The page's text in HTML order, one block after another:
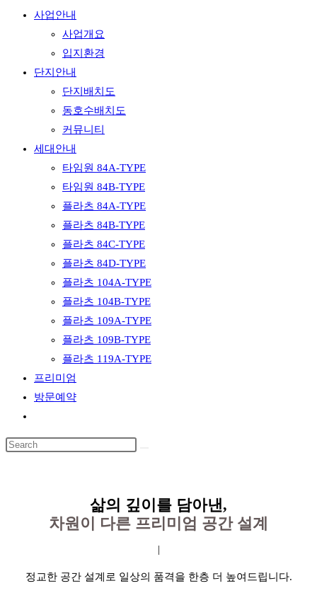
사업안내
사업개요
입지환경
단지안내
단지배치도
동호수배치도
커뮤니티
세대안내
타임원 84A-TYPE
타임원 84B-TYPE
플라츠 84A-TYPE
플라츠 84B-TYPE
플라츠 84C-TYPE
플라츠 84D-TYPE
플라츠 104A-TYPE
플라츠 104B-TYPE
플라츠 109A-TYPE
플라츠 109B-TYPE
플라츠 119A-TYPE
프리미엄
방문예약
search
Search
삶의 깊이를 담아낸,
차원이 다른 프리미엄 공간 설계
|
정교한 공간 설계로 일상의 품격을 한층 더 높여드립니다.